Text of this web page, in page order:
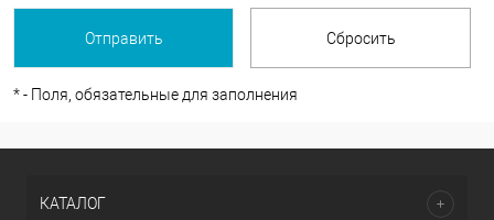
*- Поля, обязательные для заполнения
КАТАЛОГ